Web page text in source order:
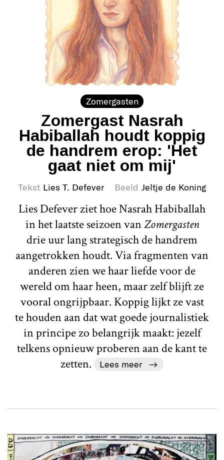
Zomergasten
Zomergast Nasrah
Habiballah houdt koppig
de handrem erop: 'Het
gaat niet om mij'
Tekst Lies T. Defever Beeld Jeltje de Koning
Lies Defever ziet hoe Nasrah Habiballah
in het laatste seizoen vanZomergasten
drie uur lang strategisch de handrem
aangetrokken houdt. Via fragmenten van
anderen zien we haar liefde voor de
wereld om haar heen, maar zelf blijft ze
vooral ongrijpbaar. Koppig lijkt ze vast
te houden aan dat wat goede journalistiek
in principe zo belangrijk maakt: jezelf
telkens opnieuw proberen aan de kant te
zetten.
Lees meer